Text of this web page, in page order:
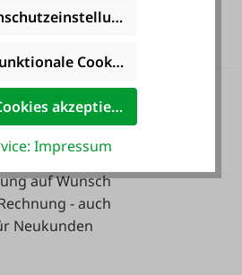
Garantie.
auf Wunsch
- auch
Neukunden
Cookies akzeptieren
akzeptieren
Impressum